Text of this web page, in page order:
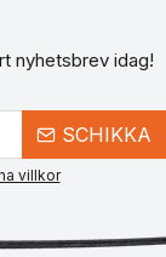
nyhetsbrev idag!
SCHIKKA
villkor